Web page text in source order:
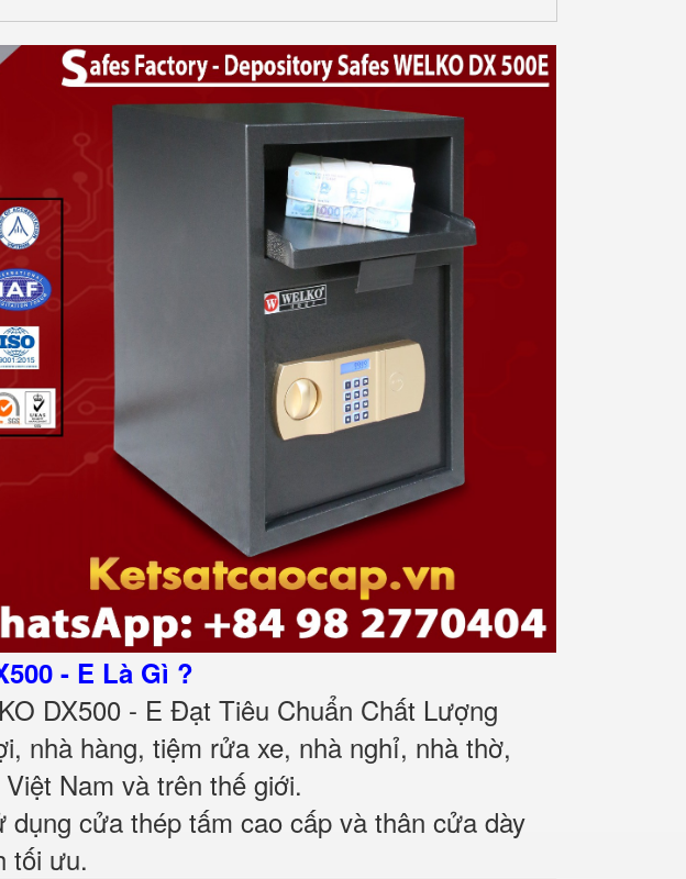
- E Là Gì ?
DX500 - E Đạt Tiêu Chuẩn Chất Lượng
nhà hàng, tiệm rửa xe, nhà nghỉ, nhà thờ,
Nam và trên thế giới.
cửa thép tấm cao cấp và thân cửa dày
tối ưu.